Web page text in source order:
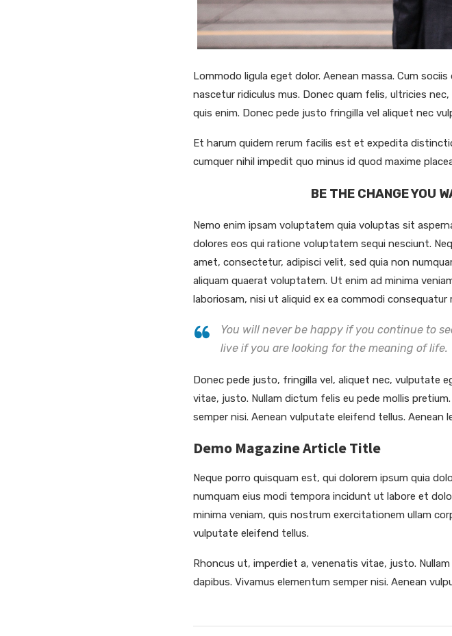
Lommodo ligula eget dolor. Aenean massa. Cum
nascetur ridiculus mus. Donec quam felis, ultricies
quis enim. Donec pede justo fringilla vel aliquet nec
Et harum quidem rerum facilis est et expedita
cumquer nihil impedit quo minus id quod maxime
BE THE CHANGE YOU
Nemo enim ipsam voluptatem quia voluptas sit
dolores eos qui ratione voluptatem sequi nesciunt.
amet, consectetur, adipisci velit, sed quia non
aliquam quaerat voluptatem. Ut enim ad minima
laboriosam, nisi ut aliquid ex ea commodi
You will never be happy if you continue to
live if you are looking for the meaning of life.
Donec pede justo, fringilla vel, aliquet nec, vulputate
vitae, justo. Nullam dictum felis eu pede mollis
semper nisi. Aenean vulputate eleifend tellus.
Demo Magazine Article Title
Neque porro quisquam est, qui dolorem ipsum quia
numquam eius modi tempora incidunt ut labore et
minima veniam, quis nostrum exercitationem ullam
vulputate eleifend tellus.
Rhoncus ut, imperdiet a, venenatis vitae, justo.
dapibus. Vivamus elementum semper nisi. Aenean